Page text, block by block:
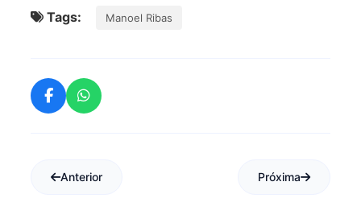
Tags: Manoel Ribas
Anterior Próxima